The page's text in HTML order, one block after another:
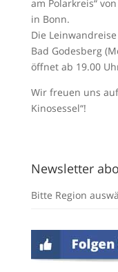
am Polarkreis“
in Bonn.
Die
Bad Godesberg
öffnet ab 19.00
Wir freuen uns
Kinosessel“!
Newsletter
Bitte Region